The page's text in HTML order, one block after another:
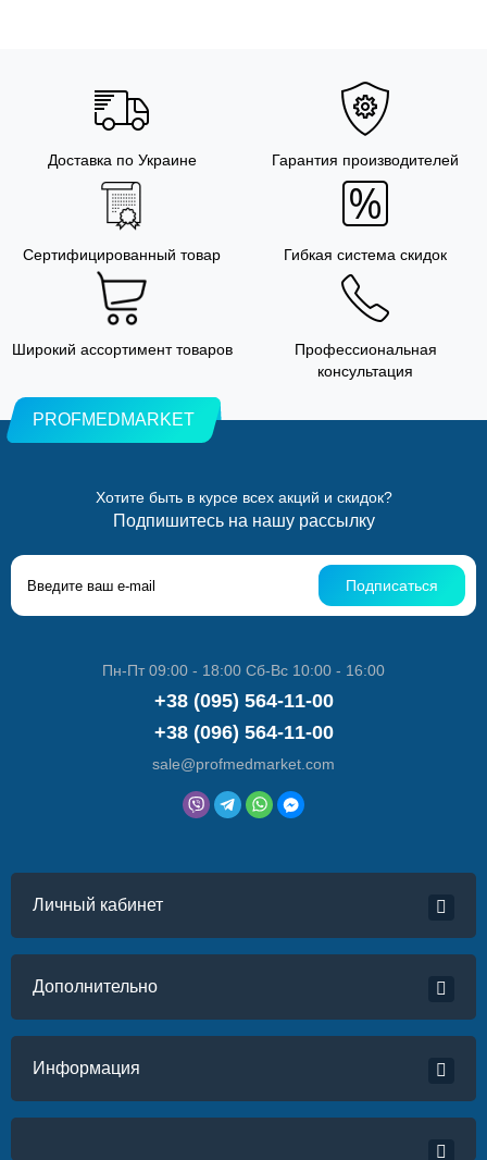
Доставка по Украине Гарантия производителей
Сертифицированный товар Гибкая система скидок
Широкий ассортимент товаров
Профессиональная
консультация
PROFMEDMARKET
Хотите быть в курсе всех акций и скидок?
Подпишитесь на нашу рассылку
Подписаться
Пн-Пт 09:00 - 18:00 Сб-Вс 10:00 - 16:00
+38 (095) 564-11-00
+38 (096) 564-11-00
sale@profmedmarket.com
Личный кабинет
Дополнительно
Информация